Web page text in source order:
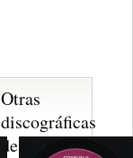
Otras
discográficas
de nota ...